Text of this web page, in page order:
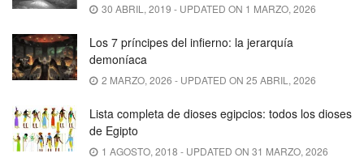
30 ABRIL, 2019 - UPDATED ON 1 MARZO, 2026
Los 7 príncipes del infierno: la jerarquía
demoníaca
2 MARZO, 2026 - UPDATED ON 25 ABRIL, 2026
Lista completa de dioses egipcios: todos los dioses
de Egipto
1 AGOSTO, 2018 - UPDATED ON 31 MARZO, 2026